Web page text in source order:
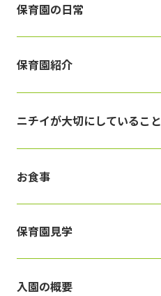
保育園の日常
保育園紹介
ニチイが大切にしていること
お食事
保育園見学
入園の概要